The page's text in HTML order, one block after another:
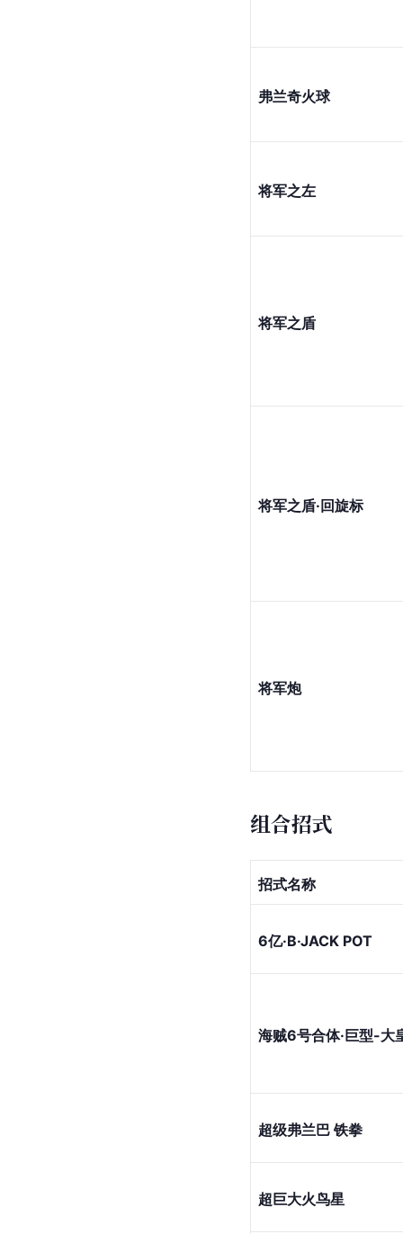
弗兰奇火球
将军之左
将军之盾
将军之盾·回旋标
将军炮
组合招式
招式名称
6亿·B·JACK POT
海贼6号合体·巨型-大
超级弗兰巴 铁拳
超巨大火鸟星